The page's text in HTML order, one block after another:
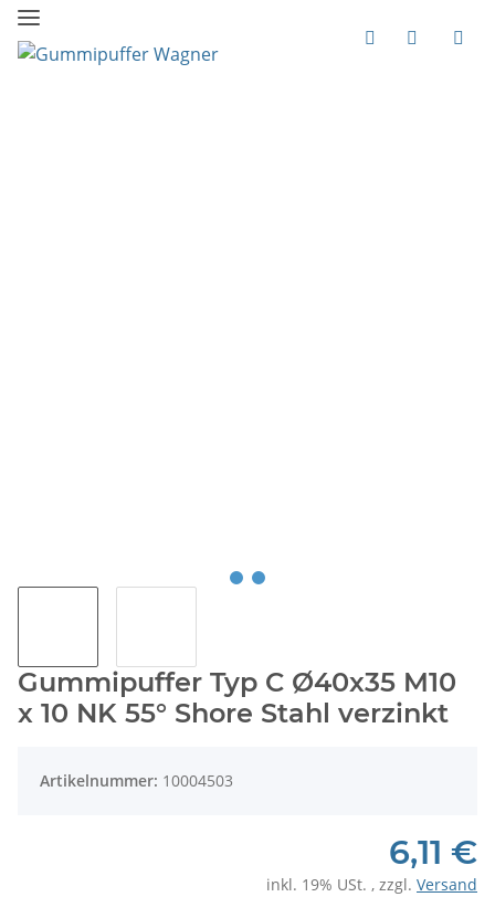
Gummipuffer Typ C Ø40x35 M10
x 10 NK 55° Shore Stahl verzinkt
Artikelnummer: 10004503
6,11 €
inkl. 19% USt. , zzgl. Versand